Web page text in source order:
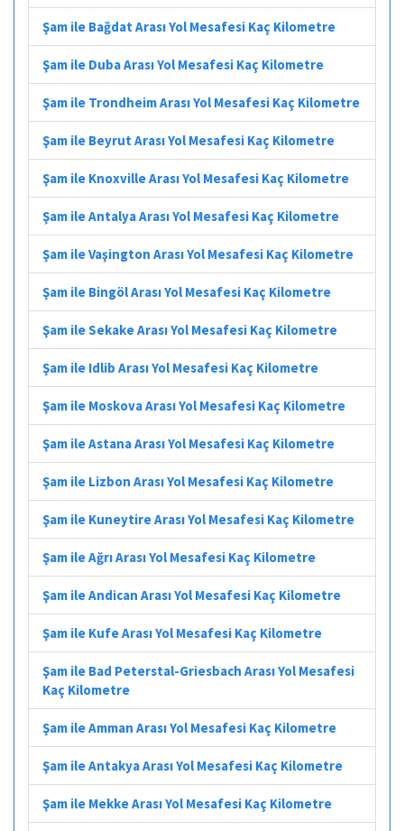
Şam ile Bağdat Arası Yol Mesafesi Kaç Kilometre
Şam ile Duba Arası Yol Mesafesi Kaç Kilometre
Şam ile Trondheim Arası Yol Mesafesi Kaç Kilometre
Şam ile Beyrut Arası Yol Mesafesi Kaç Kilometre
Şam ile Knoxville Arası Yol Mesafesi Kaç Kilometre
Şam ile Antalya Arası Yol Mesafesi Kaç Kilometre
Şam ile Vaşington Arası Yol Mesafesi Kaç Kilometre
Şam ile Bingöl Arası Yol Mesafesi Kaç Kilometre
Şam ile Sekake Arası Yol Mesafesi Kaç Kilometre
Şam ile Idlib Arası Yol Mesafesi Kaç Kilometre
Şam ile Moskova Arası Yol Mesafesi Kaç Kilometre
Şam ile Astana Arası Yol Mesafesi Kaç Kilometre
Şam ile Lizbon Arası Yol Mesafesi Kaç Kilometre
Şam ile Kuneytire Arası Yol Mesafesi Kaç Kilometre
Şam ile Ağrı Arası Yol Mesafesi Kaç Kilometre
Şam ile Andican Arası Yol Mesafesi Kaç Kilometre
Şam ile Kufe Arası Yol Mesafesi Kaç Kilometre
Şam ile Bad Peterstal-Griesbach Arası Yol Mesafesi
Kaç Kilometre
Şam ile Amman Arası Yol Mesafesi Kaç Kilometre
Şam ile Antakya Arası Yol Mesafesi Kaç Kilometre
Şam ile Mekke Arası Yol Mesafesi Kaç Kilometre